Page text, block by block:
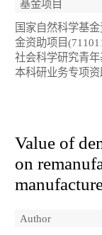
基金项目
国家自然科学基
金资助项目
社会科学研究青
本科研业务专项资
Value of
on
Author